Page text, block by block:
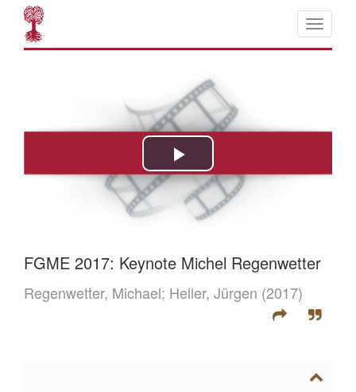
FGME 2017: Keynote Michel Regenwetter
Regenwetter, Michael; Heller, Jürgen (2017)